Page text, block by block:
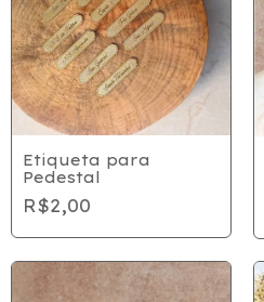
Etiqueta para
Pedestal
R$2,00